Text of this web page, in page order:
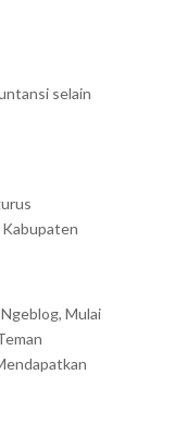
selain
Kabupaten
Mulai